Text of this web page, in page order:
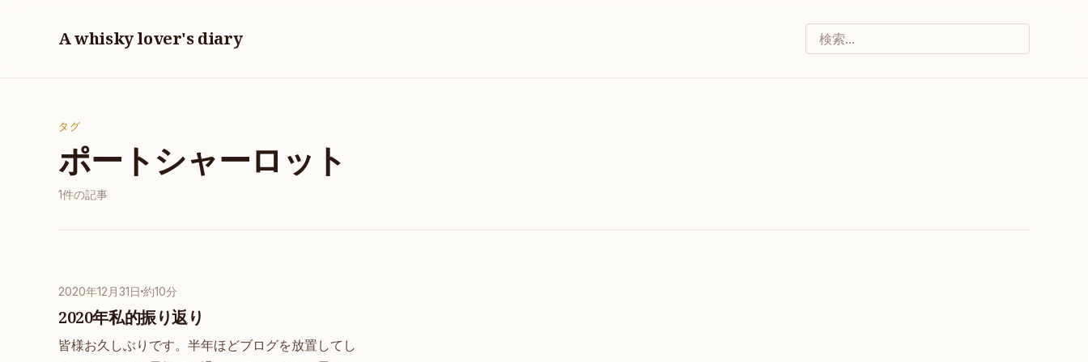
A whisky lover's diary
タグ
ポートシャーロット
1件の記事
2020年12月31日 約10分
2020年私的振り返り
皆様お久しぶりです。半年ほどブログを放置してし